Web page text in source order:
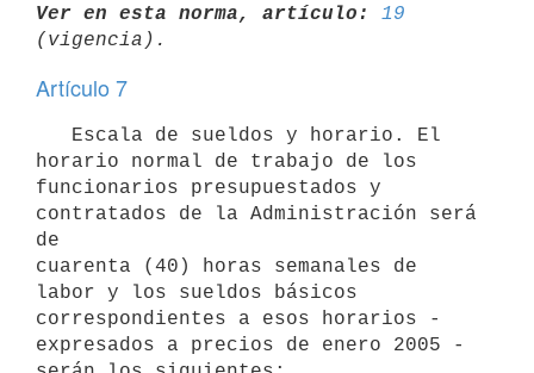
Ver en esta norma, artículo:
19
Artículo 7
horario normal de trabajo de los
funcionarios presupuestados y
contratados de la Administración será
de
cuarenta (40) horas semanales de
labor y los sueldos básicos
correspondientes a esos horarios -
expresados a precios de enero 2005 -